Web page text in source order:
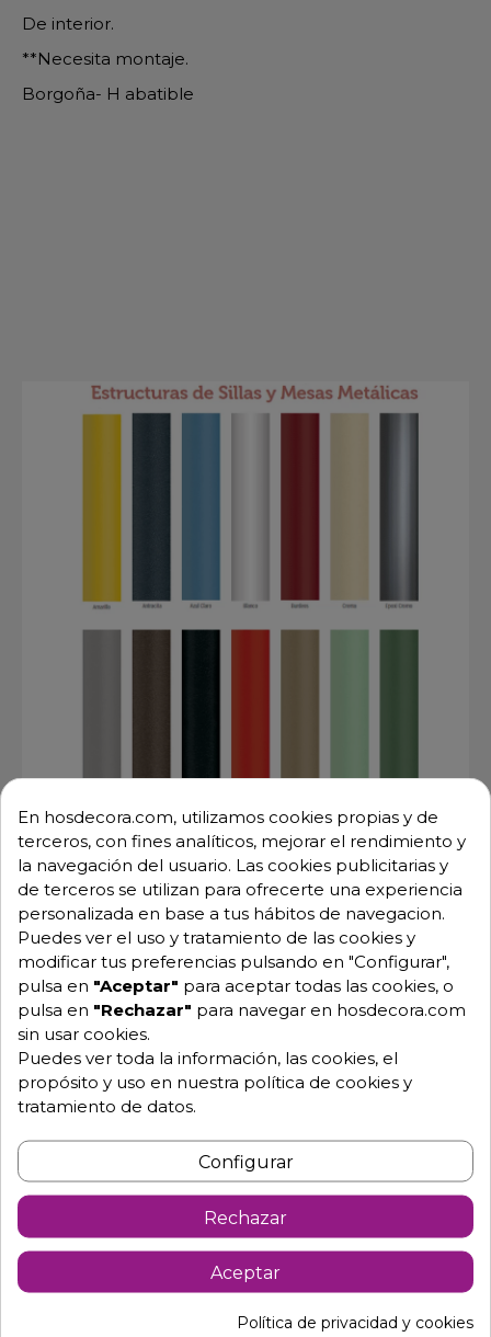
De interior.
**Necesita montaje.
Borgoña- H abatible
En hosdecora.com, utilizamos cookies propias y de
terceros, con fines analíticos, mejorar el rendimiento y
la navegación del usuario. Las cookies publicitarias y
de terceros se utilizan para ofrecerte una experiencia
personalizada en base a tus hábitos de navegacion.
Puedes ver el uso y tratamiento de las cookies y
modificar tus preferencias pulsando en "Configurar",
pulsa en "Aceptar" para aceptar todas las cookies, o
pulsa en "Rechazar" para navegar en hosdecora.com
sin usar cookies.
Puedes ver toda la información, las cookies, el
propósito y uso en nuestra política de cookies y
tratamiento de datos.
Configurar
Rechazar
Aceptar
Política de privacidad y cookies